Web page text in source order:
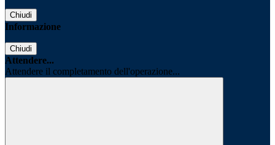
Chiudi
Informazione
Chiudi
Attendere...
Attendere il completamento dell'operazione...